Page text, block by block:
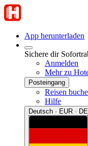
App herunterladen
Sichere dir
Anmelden
Mehr zu
Posteingang
Reisen
Hilfe
Deutsch · EUR · DE